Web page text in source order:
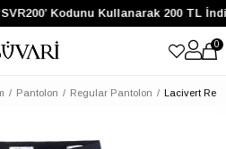
Kodunu Kullanarak 200 TL
0
Pantolon Regular Pantolon Lacivert